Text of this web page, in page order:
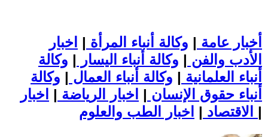
أخبار عامة | وكالة أنباء المرأة | اخبار
الأدب والفن | وكالة أنباء اليسار | وكالة
أنباء العلمانية | وكالة أنباء العمال | وكالة
أنباء حقوق الإنسان | اخبار الرياضة | اخبار
الاقتصاد | |